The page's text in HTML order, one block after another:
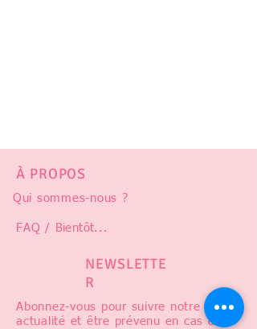
À PROPOS
Qui sommes-nous ?
FAQ / Bientôt...
NEWSLETTE
R
Abonnez-vous pour suivre notre
actualité et être prévenu en cas de